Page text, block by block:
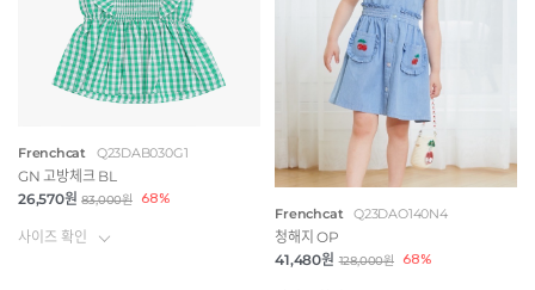
Frenchcat Q23DAB030G1
GN 고방체크 BL
26,570원 83,000원 68%
사이즈 확인
Frenchcat Q23DAO140N4
청해지 OP
41,480원 128,000원 68%